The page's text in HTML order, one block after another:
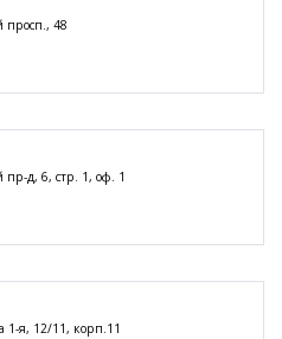
просп., 48
д, 6, стр. 1, оф. 1
1-я, 12/11, корп.11